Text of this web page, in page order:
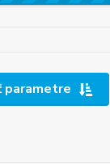
parametre